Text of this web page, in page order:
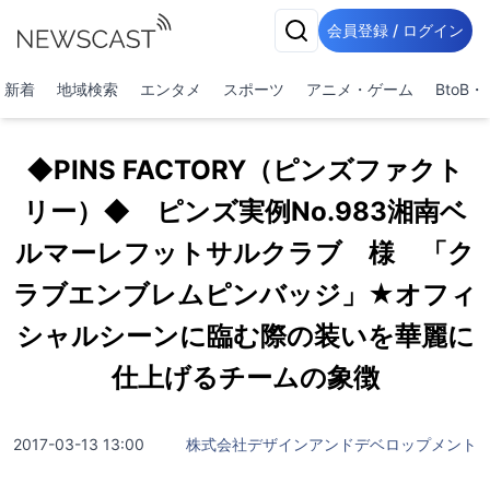
会員登録 / ログイン
新着 地域検索 エンタメ スポーツ アニメ・ゲーム BtoB・
◆PINS FACTORY（ピンズファクト
リー）◆ ピンズ実例No.983湘南ベ
ルマーレフットサルクラブ 様 「ク
ラブエンブレムピンバッジ」★オフィ
シャルシーンに臨む際の装いを華麗に
仕上げるチームの象徴
2017-03-13 13:00 株式会社デザインアンドデベロップメント